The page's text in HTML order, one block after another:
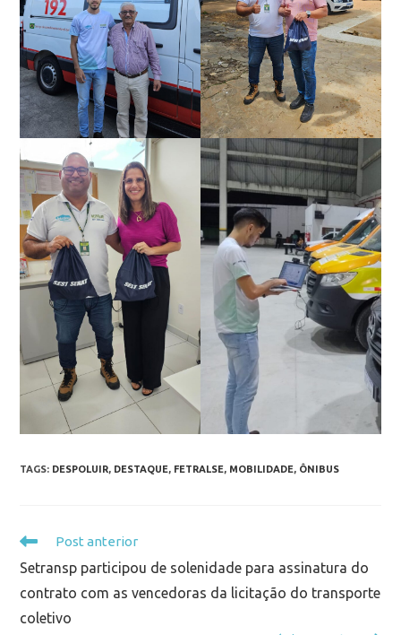
TAGS: DESPOLUIR, DESTAQUE, FETRALSE, MOBILIDADE, ÔNIBUS
Post anterior
Setransp participou de solenidade para assinatura do
contrato com as vencedoras da licitação do transporte
coletivo